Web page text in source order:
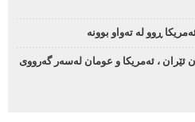
ڕوو لە تەواو بوونە
ئێران ، ئەمریکا و عومان لەسەر گەرووی